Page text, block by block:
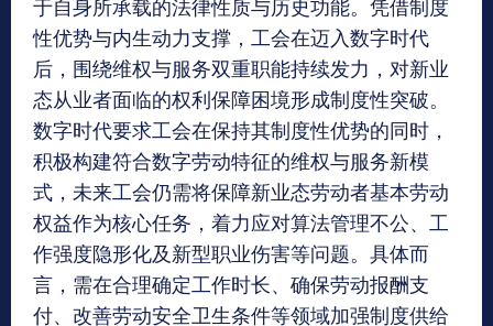
性优势与内生动力支撑，工会在迈入数字时代
后，围绕维权与服务双重职能持续发力，对新业
态从业者面临的权利保障困境形成制度性突破。
数字时代要求工会在保持其制度性优势的同时，
积极构建符合数字劳动特征的维权与服务新模
式，未来工会仍需将保障新业态劳动者基本劳动
权益作为核心任务，着力应对算法管理不公、工
作强度隐形化及新型职业伤害等问题。具体而
言，需在合理确定工作时长、确保劳动报酬支
付、改善劳动安全卫生条件等领域加强制度供给